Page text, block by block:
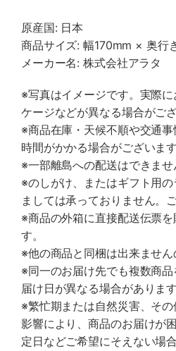
原産国: 日本
商品サイズ: 幅170mm × 奥
メーカー名: 株式会社アラタ
※写真はイメージです。実際
ケージなどが異なる場合がござ
※商品在庫・天候不順や交通
時間がかかる場合がございます
※一部離島への配送はできませ
※のしがけ、またはギフト用
ましては承っておりません。
※商品の外箱に直接配送伝票
す。
※他の商品と同梱は出来ません
※同一のお届け先でも複数商
届け日が異なる場合があります
※繁忙期または自然災害、そ
影響により、商品のお届けが
定日などご希望にそえない場